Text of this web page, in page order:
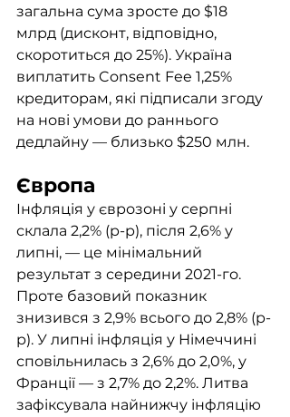
загальна сума зросте до $18
млрд (дисконт, відповідно,
скоротиться до 25%). Україна
виплатить Consent Fee 1,25%
кредиторам, які підписали згоду
на нові умови до раннього
дедлайну — близько $250 млн.
Європа
Інфляція у єврозоні у серпні
склала 2,2% (р-р), після 2,6% у
липні, — це мінімальний
результат з середини 2021-го.
Проте базовий показник
знизився з 2,9% всього до 2,8% (р-
р). У липні інфляція у Німеччині
сповільнилась з 2,6% до 2,0%, у
Франції — з 2,7% до 2,2%. Литва
зафіксувала найнижчу інфляцію